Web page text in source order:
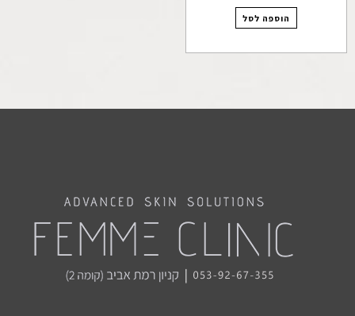
הוספה לסל